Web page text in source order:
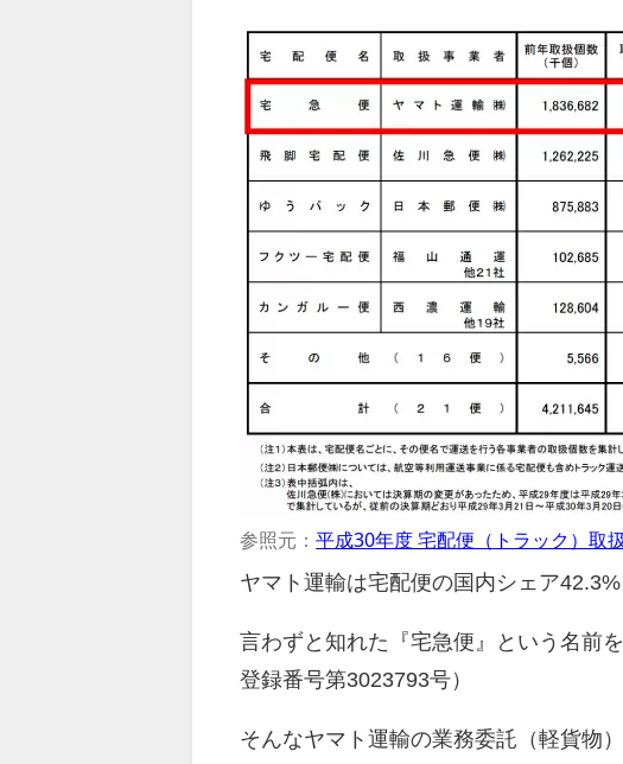
参照元：平成30年度 宅配便（トラック）取
ヤマト運輸は宅配便の国内シェア
言わずと知れた『宅急便』という名前
登録番号第3023793号）
そんなヤマト運輸の業務委託（軽貨物